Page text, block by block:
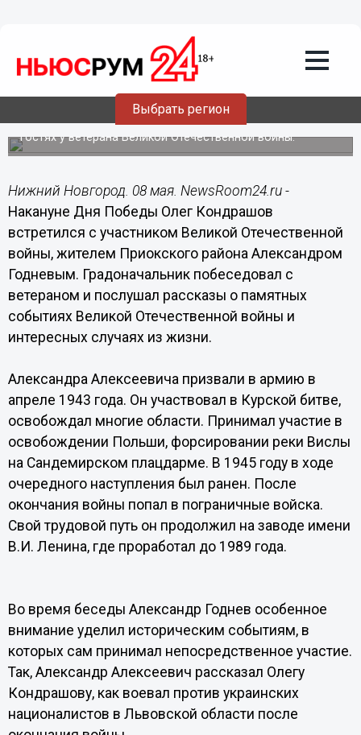
Выбрать регион
Участники Великой Отчественной
войны 9 мая будут бесплатно ездить
на общественном транспорте, -
Кондрашов
Глава администрации Нижнего Новгорода побывал в
гостях у ветерана Великой Отечественной войны.
Нижний Новгород. 08 мая. NewsRoom24.ru -
Накануне Дня Победы Олег Кондрашов
встретился с участником Великой Отечественной
войны, жителем Приокского района Александром
Годневым. Градоначальник побеседовал с
ветераном и послушал рассказы о памятных
событиях Великой Отечественной войны и
интересных случаях из жизни.
Александра Алексеевича призвали в армию в
апреле 1943 года. Он участвовал в Курской битве,
освобождал многие области. Принимал участие в
освобождении Польши, форсировании реки Вислы
на Сандемирском плацдарме. В 1945 году в ходе
очередного наступления был ранен. После
окончания войны попал в пограничные войска.
Свой трудовой путь он продолжил на заводе имени
В.И. Ленина, где проработал до 1989 года.
Во время беседы Александр Годнев особенное
внимание уделил историческим событиям, в
которых сам принимал непосредственное участие.
Так, Александр Алексеевич рассказал Олегу
Кондрашову, как воевал против украинских
националистов в Львовской области после